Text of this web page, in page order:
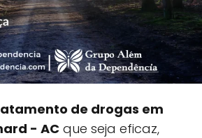
de drogas em
- AC que seja eficaz,